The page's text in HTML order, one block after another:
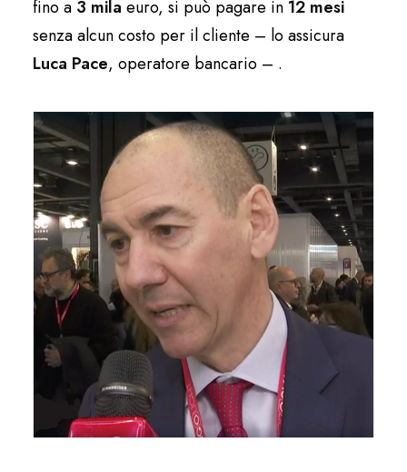
fino a 3 mila euro, si può pagare in 12 mesi
senza alcun costo per il cliente – lo assicura
Luca Pace, operatore bancario – .